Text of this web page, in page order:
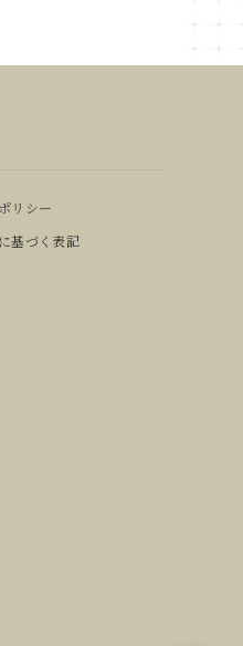
リシー
基づく表記